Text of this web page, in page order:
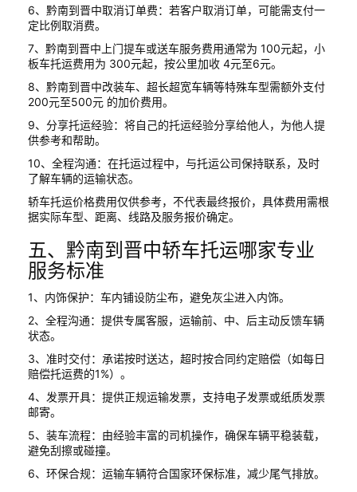
6、黔南到晋中取消订单费：若客户取消订单，可能需支付一
定比例取消费。
7、黔南到晋中上门提车或送车服务费用通常为 100元起，小
板车托运费用为 300元起，按公里加收 4元至6元。
8、黔南到晋中改装车、超长超宽车辆等特殊车型需额外支付
200元至500元 的加价费用。
9、分享托运经验：将自己的托运经验分享给他人，为他人提
供参考和帮助。
10、全程沟通：在托运过程中，与托运公司保持联系，及时
了解车辆的运输状态。
轿车托运价格费用仅供参考，不代表最终报价，具体费用需根
据实际车型、距离、线路及服务报价确定。
五、黔南到晋中轿车托运哪家专业
服务标准
1、内饰保护：车内铺设防尘布，避免灰尘进入内饰。
2、全程沟通：提供专属客服，运输前、中、后主动反馈车辆
状态。
3、准时交付：承诺按时送达，超时按合同约定赔偿（如每日
赔偿托运费的1%）。
4、发票开具：提供正规运输发票，支持电子发票或纸质发票
邮寄。
5、装车流程：由经验丰富的司机操作，确保车辆平稳装载，
避免刮擦或碰撞。
6、环保合规：运输车辆符合国家环保标准，减少尾气排放。